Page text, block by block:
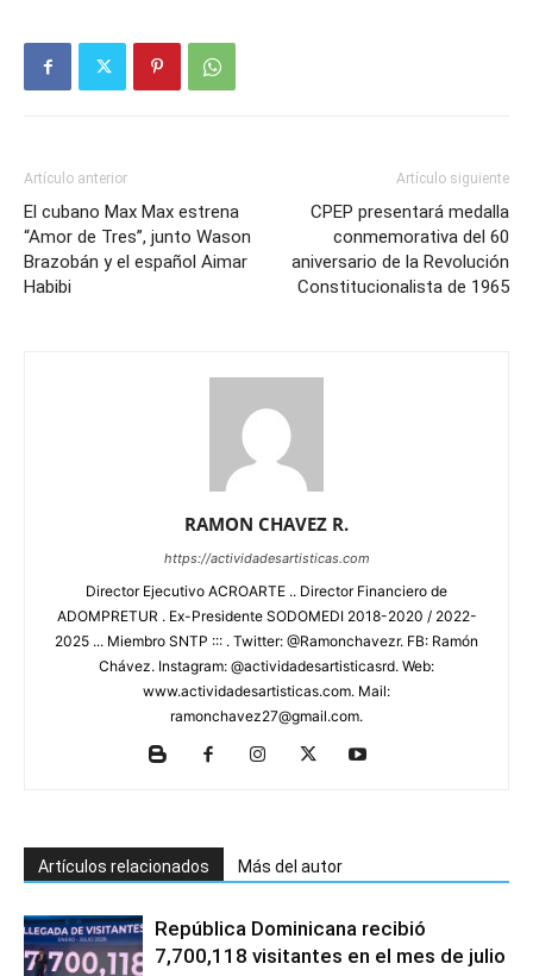
Artículo anterior
El cubano Max Max estrena
“Amor de Tres”, junto Wason
Brazobán y el español Aimar
Habibi
Artículo siguiente
CPEP presentará medalla
conmemorativa del 60
aniversario de la Revolución
Constitucionalista de 1965
RAMON CHAVEZ R.
https://actividadesartisticas.com
Director Ejecutivo ACROARTE .. Director Financiero de
ADOMPRETUR . Ex-Presidente SODOMEDI 2018-2020 / 2022-
2025 ... Miembro SNTP ::: . Twitter: @Ramonchavezr. FB: Ramón
Chávez. Instagram: @actividadesartisticasrd. Web:
www.actividadesartisticas.com. Mail:
ramonchavez27@gmail.com.
Artículos relacionados Más del autor
República Dominicana recibió
7,700,118 visitantes en el mes de julio